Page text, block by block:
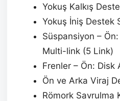
Yokuş Kalkış
Yokuş İniş Destek
Süspansiyon –
Multi-link (5 Link)
Frenler – Ön: Disk
Ön ve Arka Viraj
Römork Savrulma